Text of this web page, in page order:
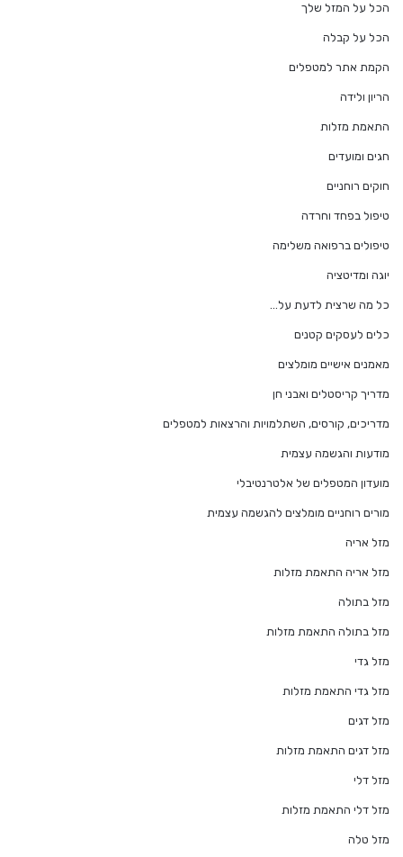
הכל על המזל שלך
הכל על קבלה
הקמת אתר למטפלים
הריון ולידה
התאמת מזלות
חגים ומועדים
חוקים רוחניים
טיפול בפחד וחרדה
טיפולים ברפואה משלימה
יוגה ומדיטציה
כל מה שרצית לדעת על…
כלים לעסקים קטנים
מאמנים אישיים מומלצים
מדריך קריסטלים ואבני חן
מדריכים, קורסים, השתלמויות והרצאות למטפלים
מודעות והגשמה עצמית
מועדון המטפלים של אלטרנטיבלי
מורים רוחניים מומלצים להגשמה עצמית
מזל אריה
מזל אריה התאמת מזלות
מזל בתולה
מזל בתולה התאמת מזלות
מזל גדי
מזל גדי התאמת מזלות
מזל דגים
מזל דגים התאמת מזלות
מזל דלי
מזל דלי התאמת מזלות
מזל טלה